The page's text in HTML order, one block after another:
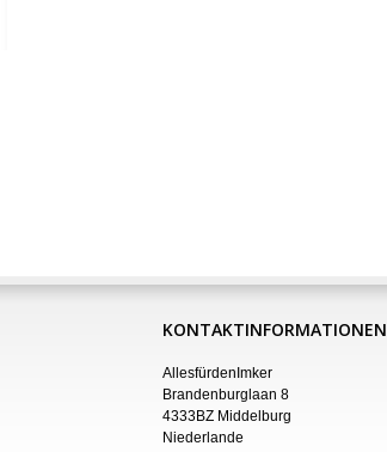
KONTAKTINFORMATIONEN
AllesfürdenImker
Brandenburglaan 8
4333BZ Middelburg
Niederlande